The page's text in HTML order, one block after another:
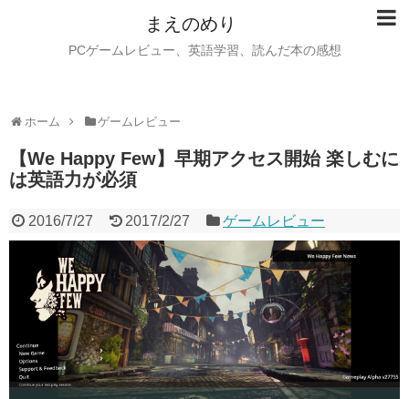
まえのめり
PCゲームレビュー、英語学習、読んだ本の感想
ホーム ゲームレビュー
【We Happy Few】早期アクセス開始 楽しむに
は英語力が必須
2016/7/27 2017/2/27 ゲームレビュー